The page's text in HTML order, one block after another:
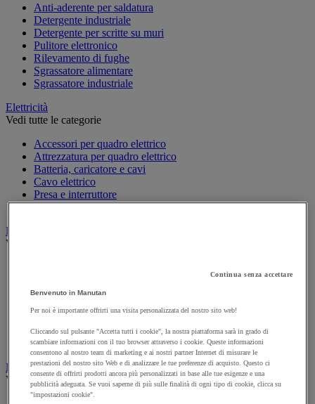
Anti-aderente per saldatura
Detergente industriale
Detergente per scritte su muri
Pulitore elettronico
Rilevamento di fughe
Sgrassatore alimentare
Sgrassatore industriale
Elettricità
Vedi tutte le categorie
Accessori per quadro elettrico
Attrezzatura per quadro elettrico
Batteria, caricatore e cavi
Cavo elettrico
Presa e interruttore
Prolunga, prese multiple e avvolgitore
Illuminazione
Vedi tutte le categorie
Lampada frontale
Lampada portatile
Lampadina
Proiettore da cantiere
Torcia
Ingrassaggio e lubrificazione
Vedi tutte le categorie
Continua senza accettare
Benvenuto in Manutan
Per noi è importante offrirti una visita personalizzata del nostro sito web!
Cliccando sul pulsante "Accetta tutti i cookie", la nostra piattaforma sarà in grado di
scambiare informazioni con il tuo browser attraverso i cookie. Queste informazioni
consentono al nostro team di marketing e ai nostri partner Internet di misurare le
prestazioni del nostro sito Web e di analizzare le tue preferenze di acquisto. Questo ci
consente di offrirti prodotti ancora più personalizzati in base alle tue esigenze e una
pubblicità adeguata. Se vuoi saperne di più sulle finalità di ogni tipo di cookie, clicca su
"impostazioni cookie".